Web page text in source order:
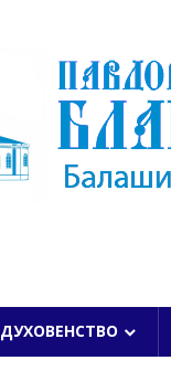
ДУХОВЕНСТВО